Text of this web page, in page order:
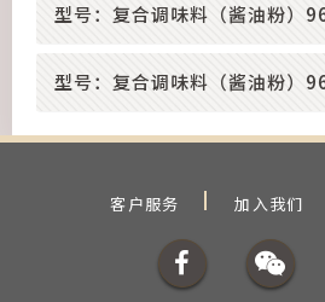
型号：复合调味料（酱油粉）
型号：复合调味料（酱油粉）
客户服务 加入我们